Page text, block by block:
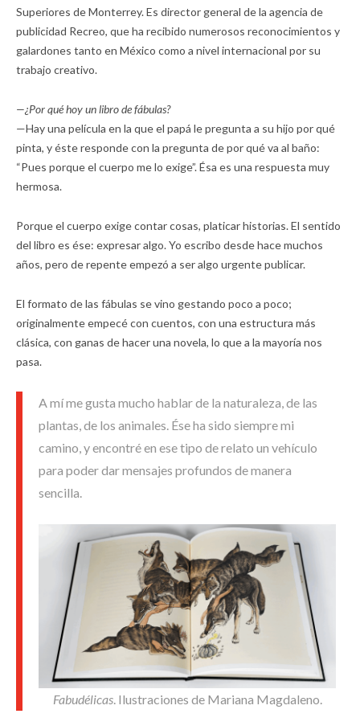
Superiores de Monterrey. Es director general de la agencia de
publicidad Recreo, que ha recibido numerosos reconocimientos y
galardones tanto en México como a nivel internacional por su
trabajo creativo.
—¿Por qué hoy un libro de fábulas?
—Hay una película en la que el papá le pregunta a su hijo por qué
pinta, y éste responde con la pregunta de por qué va al baño:
“Pues porque el cuerpo me lo exige”. Ésa es una respuesta muy
hermosa.
Porque el cuerpo exige contar cosas, platicar historias. El sentido
del libro es ése: expresar algo. Yo escribo desde hace muchos
años, pero de repente empezó a ser algo urgente publicar.
El formato de las fábulas se vino gestando poco a poco;
originalmente empecé con cuentos, con una estructura más
clásica, con ganas de hacer una novela, lo que a la mayoría nos
pasa.
A mí me gusta mucho hablar de la naturaleza, de las
plantas, de los animales. Ése ha sido siempre mi
camino, y encontré en ese tipo de relato un vehículo
para poder dar mensajes profundos de manera
sencilla.
Fabudélicas. Ilustraciones de Mariana Magdaleno.